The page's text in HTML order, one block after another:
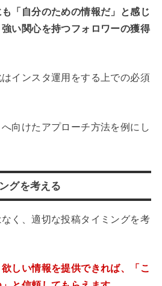
「自分のための情報だ」と感じ
い関心を持つフォロワーの獲得
インスタ運用をする上での必須
向けたアプローチ方法を例にし
グを考える
く、適切な投稿タイミングを考
しい情報を提供できれば、「こ